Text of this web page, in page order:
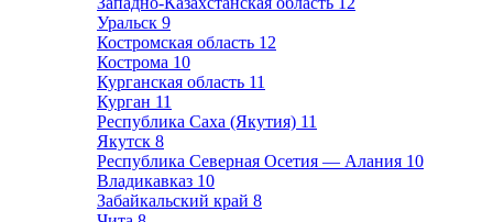
Уральск 9
Костромская область 12
Кострома 10
Курганская область 11
Курган 11
Республика Саха (Якутия) 11
Якутск 8
Республика Северная Осетия — Алания 10
Владикавказ 10
Забайкальский край 8